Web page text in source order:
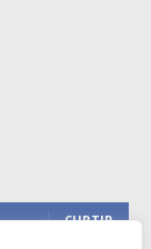
CURTIR